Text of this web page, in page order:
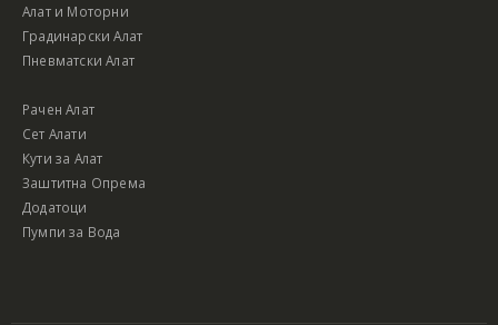
Алат и Моторни
Градинарски Алат
Пневматски Алат
Рачен Алат
Сет Алати
Кути за Алат
Заштитна Опрема
Додатоци
Пумпи за Вода